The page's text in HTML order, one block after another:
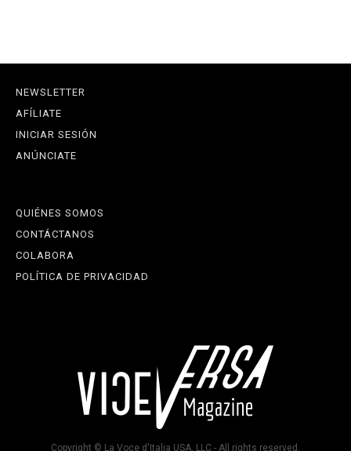
NEWSLETTER
AFÍLIATE
INICIAR SESIÓN
ANÚNCIATE
QUIÉNES SOMOS
CONTÁCTANOS
COLABORA
POLÍTICA DE PRIVACIDAD
Copyright © La Voce d'Italia USA, LLC - All rights reserved.